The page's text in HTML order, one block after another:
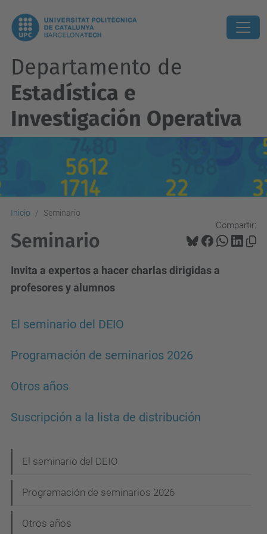
Departamento de
Estadística e
Investigación Operativa
Inicio Seminario
Compartir:
Seminario
Invita a expertos a hacer charlas dirigidas a
profesores y alumnos
El seminario del DEIO
Programación de seminarios 2026
Otros años
Suscripción a la lista de distribución
a
v
El seminario del DEIO
Programación de seminarios 2026
Otros años